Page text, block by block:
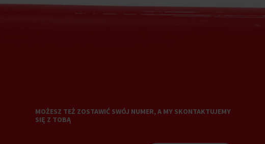
MOŻESZ TEŻ ZOSTAWIĆ SWÓJ NUMER, A MY SKONTAKTUJEMY
SIĘ Z TOBĄ